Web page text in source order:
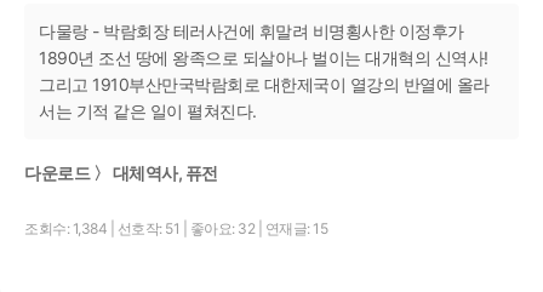
다물랑 - 박람회장 테러사건에 휘말려 비명횡사한 이정후가
1890년 조선 땅에 왕족으로 되살아나 벌이는 대개혁의 신역사!
그리고 1910부산만국박람회로 대한제국이 열강의 반열에 올라
서는 기적 같은 일이 펼쳐진다.
다운로드 〉 대체역사, 퓨전
조회수: 1,384 선호작: 51 좋아요: 32 연재글: 15